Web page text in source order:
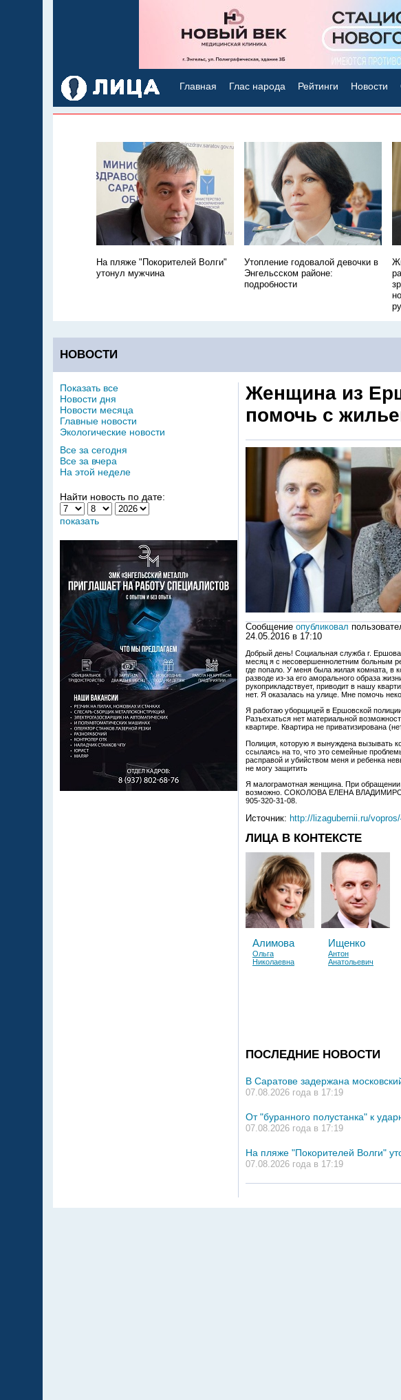
Главная Глас народа Рейтинги Новости
На пляже "Покорителей Волги"
утонул мужчина
Утопление годовалой девочки в
Энгельсском районе:
подробности
НОВОСТИ
Женщина из
помочь с
Сообщение опубликовал
24.05.2016 в 17:10
Добрый день! Социальная служба г.
месяц я с несовершеннолетним больным
где попало. У меня была жилая комната, в
разводе из-за его аморального образа
рукоприкладствует, приводит в нашу
нет. Я оказалась на улице. Мне помочь
Я работаю уборщицей в Ершовской
Разъехаться нет материальной
квартире. Квартира не приватизирована
Полиция, которую я вынуждена вызывать
ссылаясь на то, что это семейные
расправой и убийством меня и ребенка
не могу защитить
Я малограмотная женщина. При обращении
возможно. СОКОЛОВА ЕЛЕНА
905-320-31-08.
Источник: http://lizagubernii.ru/
ЛИЦА В КОНТЕКСТЕ
Алимова
Ольга
Николаевна
Ищенко
Антон
Анатольевич
ПОСЛЕДНИЕ НОВОСТИ
В Саратове задержана
07.08.2026 года в 17:19
От "буранного полустанка" к
07.08.2026 года в 17:19
На пляже "Покорителей Волги"
07.08.2026 года в 17:19
Показать все
Новости дня
Новости месяца
Главные новости
Экологические новости
Все за сегодня
Все за вчера
На этой неделе
Найти новость по дате:
показать